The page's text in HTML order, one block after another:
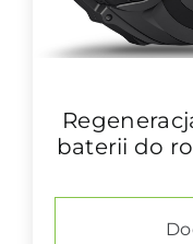
baterii do